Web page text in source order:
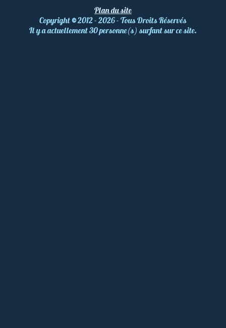
Plan du site
Copyright©2012 - 2026 - Tous Droits Réservés
Il y a actuellement 30 personne(s) surfant sur ce site.